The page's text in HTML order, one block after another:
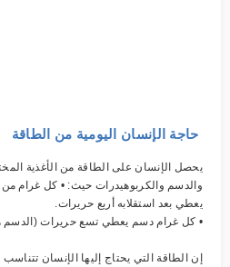
حاجة الإنسان اليومية من الطاقة
يحصل الإنسان على الطاقة من الأغذية
والدسم والكربوهيدرات حيث: • كل غرام من
يعطي بعد استقلابه أربع حريرات.
• كل غرام دسم يعطي تسع حريرات (الدسم
إن الطاقة التي يحتاج إليها الإنسان